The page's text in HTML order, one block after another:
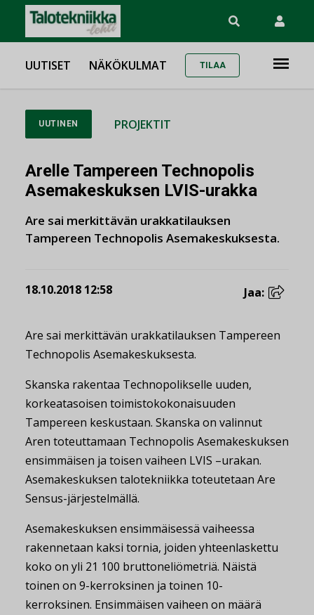
UUTISET NÄKÖKULMAT TILAA
UUTINEN PROJEKTIT
Arelle Tampereen Technopolis
Asemakeskuksen LVIS-urakka
Are sai merkittävän urakkatilauksen
Tampereen Technopolis Asemakeskuksesta.
18.10.2018 12:58 Jaa:
Are sai merkittävän urakkatilauksen Tampereen
Technopolis Asemakeskuksesta.
Skanska rakentaa Technopolikselle uuden,
korkeatasoisen toimistokokonaisuuden
Tampereen keskustaan. Skanska on valinnut
Aren toteuttamaan Technopolis Asemakeskuksen
ensimmäisen ja toisen vaiheen LVIS –urakan.
Asemakeskuksen talotekniikka toteutetaan Are
Sensus-järjestelmällä.
Asemakeskuksen ensimmäisessä vaiheessa
rakennetaan kaksi tornia, joiden yhteenlaskettu
koko on yli 21 100 bruttoneliömetriä. Näistä
toinen on 9-kerroksinen ja toinen 10-
kerroksinen. Ensimmäisen vaiheen on määrä